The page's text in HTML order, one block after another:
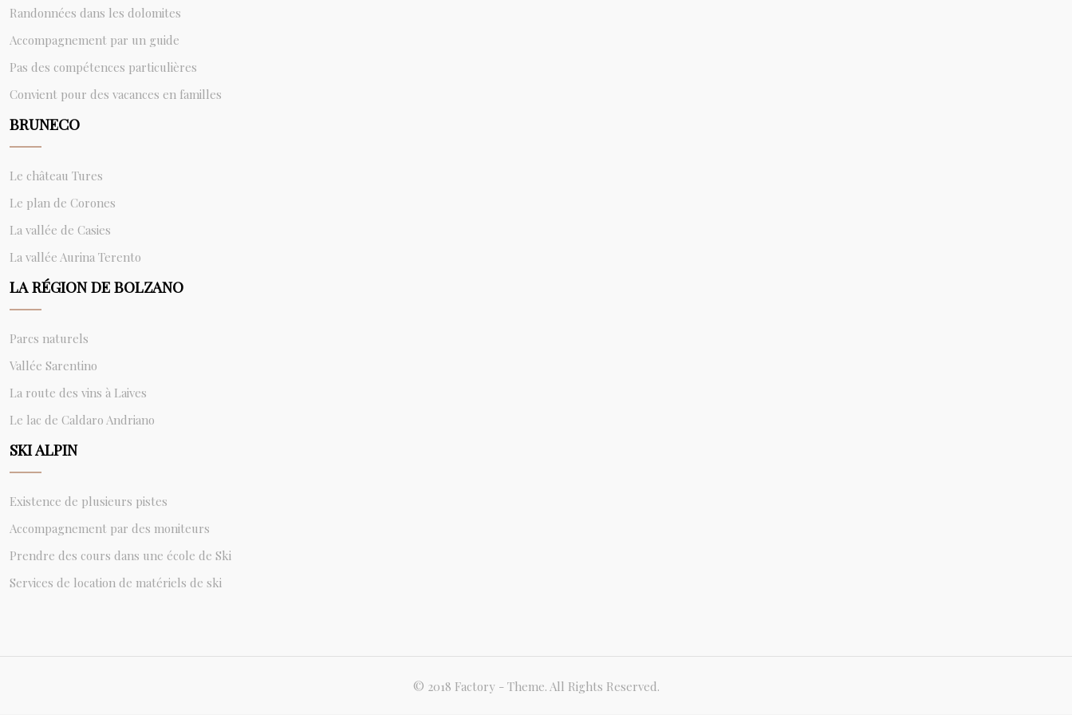
Randonnées dans les dolomites
Accompagnement par un guide
Pas des compétences particulières
Convient pour des vacances en familles
BRUNECO
Le château Tures
Le plan de Corones
La vallée de Casies
La vallée Aurina Terento
LA RÉGION DE BOLZANO
Parcs naturels
Vallée Sarentino
La route des vins à Laives
Le lac de Caldaro Andriano
SKI ALPIN
Existence de plusieurs pistes
Accompagnement par des moniteurs
Prendre des cours dans une école de Ski
Services de location de matériels de ski
© 2018 Factory - Theme. All Rights Reserved.